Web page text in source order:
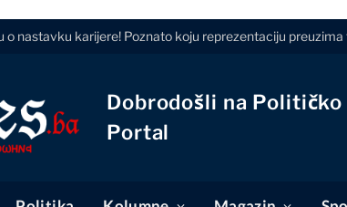
o nastavku karijere! Poznato koju reprezentaciju
Dobrodošli na
Portal